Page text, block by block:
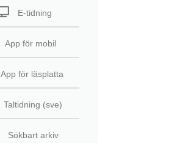
E-tidning
App för mobil
App för läsplatta
Taltidning (sve)
Sökbart arkiv